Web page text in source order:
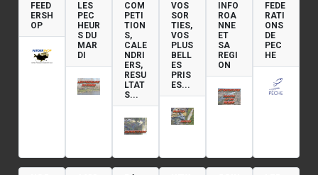
FEED
ERSH
OP
LES
PEC
HEUR
S DU
MAR
DI
COM
PETI
TION
S,
CALE
NDRI
ERS,
RESU
LTAT
S...
VOS
SOR
TIES,
VOS
PLUS
BELL
ES
PRIS
ES...
INFO
ROA
NNE
ET
SA
REGI
ON
FEDE
RATI
ONS
DE
PEC
HE